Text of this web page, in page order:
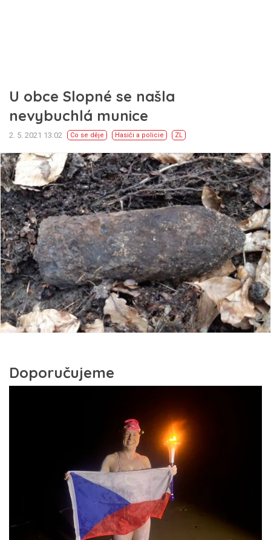
U obce Slopné se našla
nevybuchlá munice
2. 5. 2021 13:02 Co se děje Hasiči a policie ZL